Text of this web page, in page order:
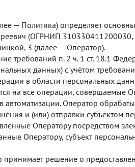
— Политика) определяет
(ОГРНИП
3 (далее — Оператор).
требований п. 2 ч. 1 ст.18.1
данных) с учётом
в области персональных
на все операции, совершаемые
автоматизации. Оператор
и (или) отправки субъектом
Оператору посредством
Оператору, субъект
принимает решение о